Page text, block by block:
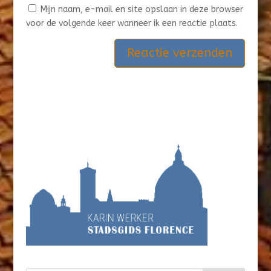
Mijn naam, e-mail en site opslaan in deze browser
voor de volgende keer wanneer ik een reactie plaats.